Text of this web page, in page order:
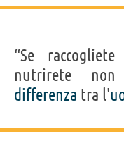
“Se
nutrirete
differenza tra l'